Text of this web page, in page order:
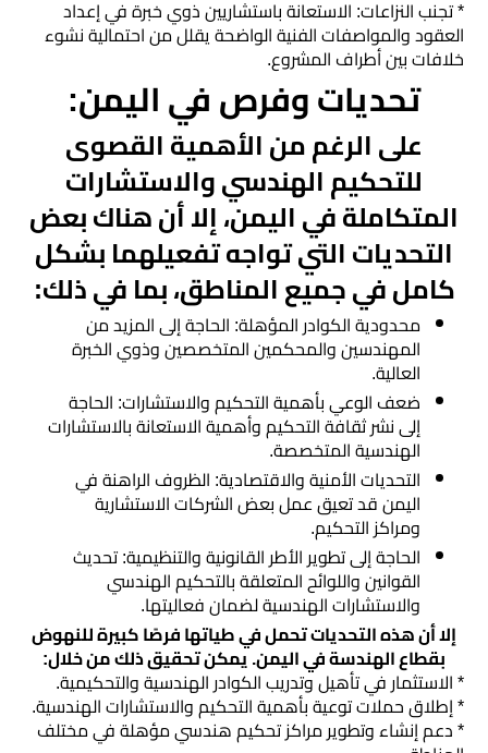
* تجنب النزاعات: الاستعانة باستشاريين ذوي خبرة في إعداد
العقود والمواصفات الفنية الواضحة يقلل من احتمالية نشوء
خلافات بين أطراف المشروع.
تحديات وفرص في اليمن:
على الرغم من الأهمية القصوى
للتحكيم الهندسي والاستشارات
المتكاملة في اليمن، إلا أن هناك بعض
التحديات التي تواجه تفعيلهما بشكل
كامل في جميع المناطق، بما في ذلك:
محدودية الكوادر المؤهلة: الحاجة إلى المزيد من
المهندسين والمحكمين المتخصصين وذوي الخبرة
العالية.
ضعف الوعي بأهمية التحكيم والاستشارات: الحاجة
إلى نشر ثقافة التحكيم وأهمية الاستعانة بالاستشارات
الهندسية المتخصصة.
التحديات الأمنية والاقتصادية: الظروف الراهنة في
اليمن قد تعيق عمل بعض الشركات الاستشارية
ومراكز التحكيم.
الحاجة إلى تطوير الأطر القانونية والتنظيمية: تحديث
القوانين واللوائح المتعلقة بالتحكيم الهندسي
والاستشارات الهندسية لضمان فعاليتها.
إلا أن هذه التحديات تحمل في طياتها فرصًا كبيرة للنهوض
بقطاع الهندسة في اليمن. يمكن تحقيق ذلك من خلال:
* الاستثمار في تأهيل وتدريب الكوادر الهندسية والتحكيمية.
* إطلاق حملات توعية بأهمية التحكيم والاستشارات الهندسية.
* دعم إنشاء وتطوير مراكز تحكيم هندسي مؤهلة في مختلف